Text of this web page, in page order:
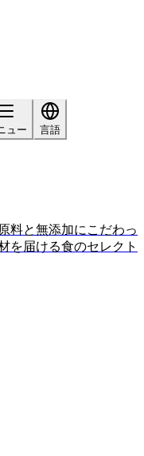
ュー
言語
料と無添加にこだわっ
を届ける食のセレクト